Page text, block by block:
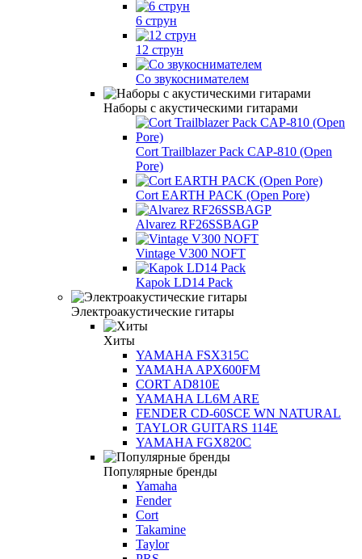
6 струн
12 струн
Со звукоснимателем
Наборы с акустическими гитарами
Cort Trailblazer Pack CAP-810 (Open
Pore)
Cort EARTH PACK (Open Pore)
Alvarez RF26SSBAGP
Vintage V300 NOFT
Kapok LD14 Pack
Электроакустические гитары
Хиты
YAMAHA FSX315C
YAMAHA APX600FM
CORT AD810E
YAMAHA LL6M ARE
FENDER CD-60SCE WN NATURAL
TAYLOR GUITARS 114E
YAMAHA FGX820C
Популярные бренды
Yamaha
Fender
Cort
Takamine
Taylor